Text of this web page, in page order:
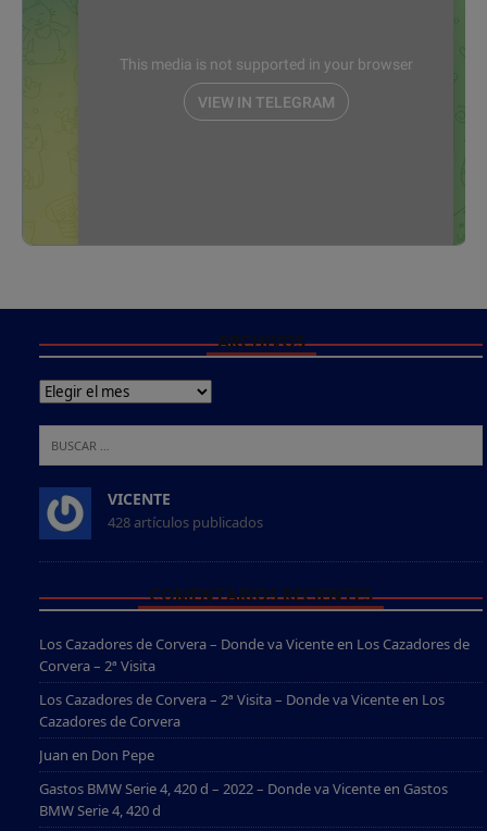
ARCHIVOS
VICENTE
428 artículos publicados
COMENTARIOS RECIENTES
Los Cazadores de Corvera – Donde va Vicenteen Los Cazadores de
Corvera – 2ª Visita
Los Cazadores de Corvera – 2ª Visita – Donde va Vicenteen Los
Cazadores de Corvera
Juan en Don Pepe
Gastos BMW Serie 4, 420 d – 2022 – Donde va Vicenteen Gastos
BMW Serie 4, 420 d